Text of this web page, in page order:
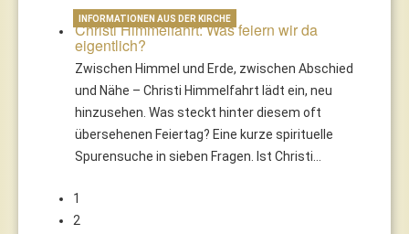
Christi Himmelfahrt: Was feiern wir da
eigentlich?
Zwischen Himmel und Erde, zwischen Abschied
und Nähe – Christi Himmelfahrt lädt ein, neu
hinzusehen. Was steckt hinter diesem oft
übersehenen Feiertag? Eine kurze spirituelle
Spurensuche in sieben Fragen. Ist Christi…
INFORMATIONEN AUS DER KIRCHE
1
2